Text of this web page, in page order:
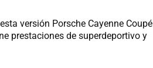
versión Porsche Cayenne Coupé
prestaciones de superdeportivo y